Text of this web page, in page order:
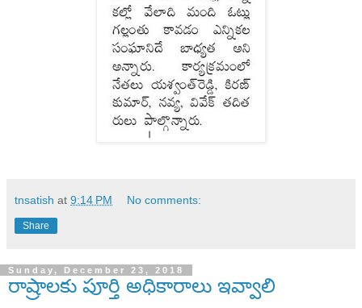
tnsatish at 9:14 PM No comments:
Share
Sunday, December 23, 2018
రాష్రాలకు పూర్తి అధికారాలు ఇవ్వాలి